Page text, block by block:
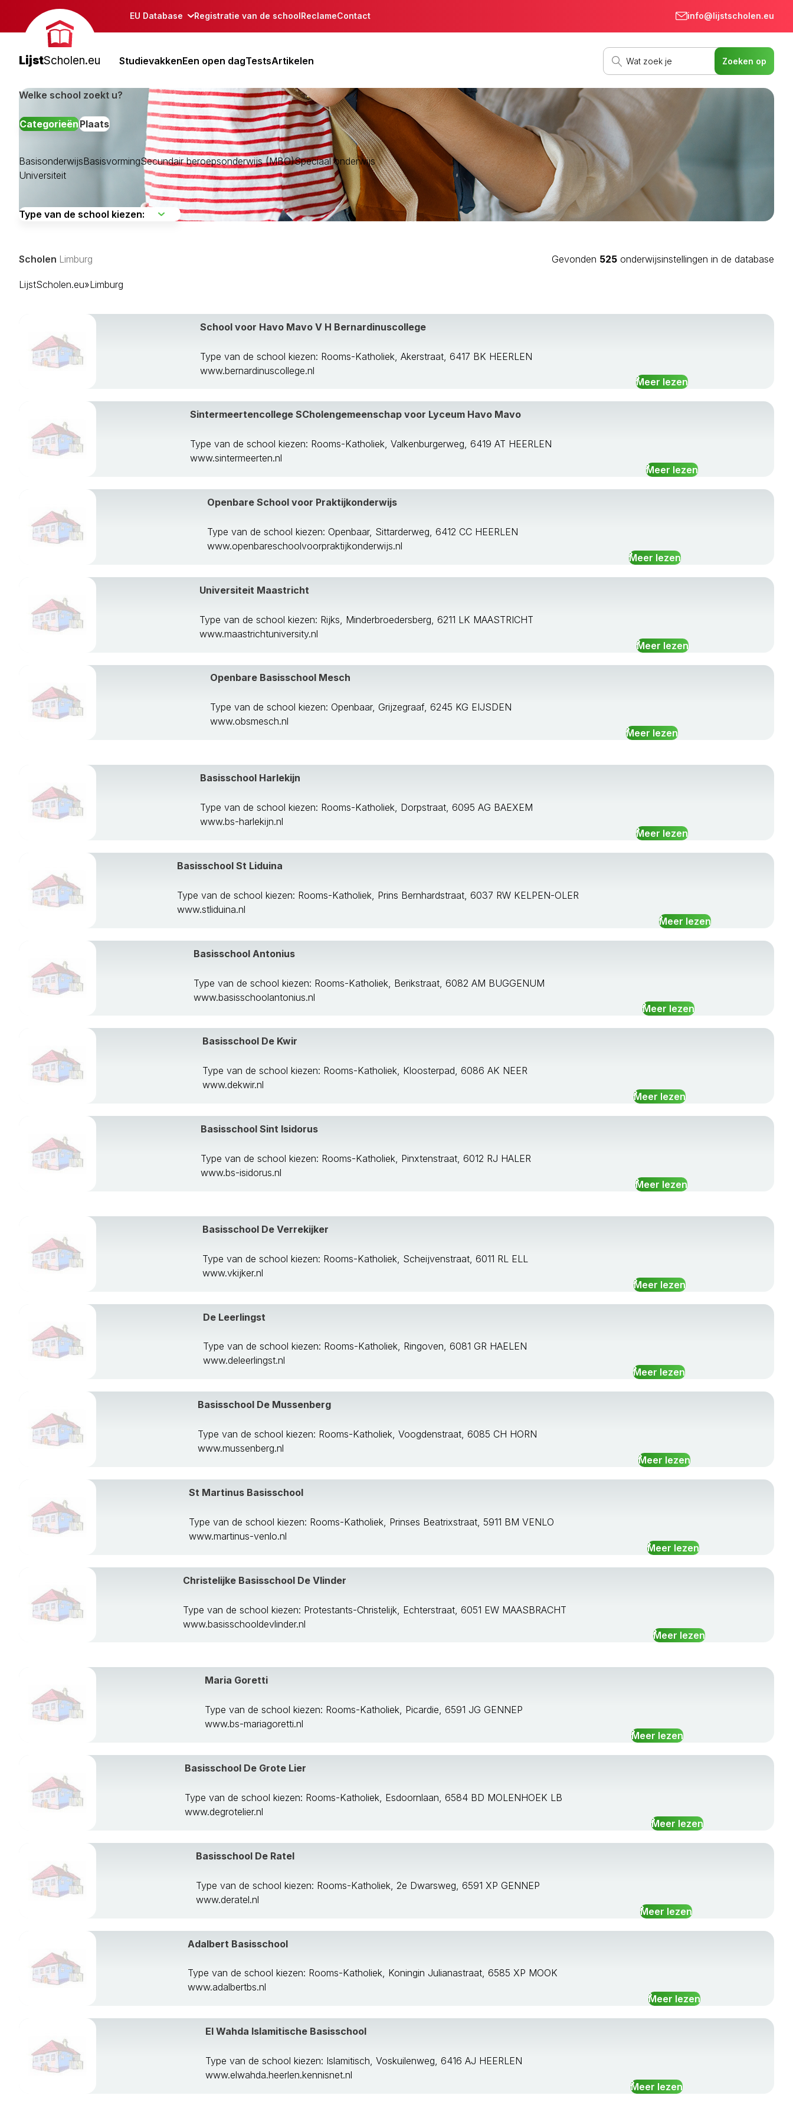
EU Database Registratie van de schoolReclameContact info@lijstscholen.eu
LijstScholen.eu StudievakkenEen open dagTestsArtikelen
Welke school zoekt u?
CategorieënPlaats
BasisonderwijsBasisvormingSecundair beroepsonderwijs (MBO)Speciaal onderwijs
Universiteit
Gennep
Gulpen-Wittem
Horst Aan De Maas
Kerkrade
Maasgouw
Meerssen
Mook En Middelaar
Onderbanken
Peel En Maas
Roerdalen
Roermond
Schinnen
Stein
Valkenburg Aan De Geul
Venlo
Voerendaal
Weert
Scholen Limburg Gevonden 525 onderwijsinstellingen in de database
LijstScholen.eu»Limburg
School voor Havo Mavo V H Bernardinuscollege
Type van de school kiezen: Rooms-Katholiek, Akerstraat, 6417 BK HEERLEN
www.bernardinuscollege.nl
Meer lezen
Sintermeertencollege SCholengemeenschap voor Lyceum Havo Mavo
Type van de school kiezen: Rooms-Katholiek, Valkenburgerweg, 6419 AT HEERLEN
www.sintermeerten.nl
Meer lezen
Openbare School voor Praktijkonderwijs
Type van de school kiezen: Openbaar, Sittarderweg, 6412 CC HEERLEN
www.openbareschoolvoorpraktijkonderwijs.nl
Meer lezen
Universiteit Maastricht
Type van de school kiezen: Rijks, Minderbroedersberg, 6211 LK MAASTRICHT
www.maastrichtuniversity.nl
Meer lezen
Openbare Basisschool Mesch
Type van de school kiezen: Openbaar, Grijzegraaf, 6245 KG EIJSDEN
www.obsmesch.nl
Meer lezen
Basisschool Harlekijn
Type van de school kiezen: Rooms-Katholiek, Dorpstraat, 6095 AG BAEXEM
www.bs-harlekijn.nl
Meer lezen
Basisschool St Liduina
Type van de school kiezen: Rooms-Katholiek, Prins Bernhardstraat, 6037 RW KELPEN-OLER
www.stliduina.nl
Meer lezen
Basisschool Antonius
Type van de school kiezen: Rooms-Katholiek, Berikstraat, 6082 AM BUGGENUM
www.basisschoolantonius.nl
Meer lezen
Basisschool De Kwir
Type van de school kiezen: Rooms-Katholiek, Kloosterpad, 6086 AK NEER
www.dekwir.nl
Meer lezen
Basisschool Sint Isidorus
Type van de school kiezen: Rooms-Katholiek, Pinxtenstraat, 6012 RJ HALER
www.bs-isidorus.nl
Meer lezen
Basisschool De Verrekijker
Type van de school kiezen: Rooms-Katholiek, Scheijvenstraat, 6011 RL ELL
www.vkijker.nl
Meer lezen
De Leerlingst
Type van de school kiezen: Rooms-Katholiek, Ringoven, 6081 GR HAELEN
www.deleerlingst.nl
Meer lezen
Basisschool De Mussenberg
Type van de school kiezen: Rooms-Katholiek, Voogdenstraat, 6085 CH HORN
www.mussenberg.nl
Meer lezen
St Martinus Basisschool
Type van de school kiezen: Rooms-Katholiek, Prinses Beatrixstraat, 5911 BM VENLO
www.martinus-venlo.nl
Meer lezen
Christelijke Basisschool De Vlinder
Type van de school kiezen: Protestants-Christelijk, Echterstraat, 6051 EW MAASBRACHT
www.basisschooldevlinder.nl
Meer lezen
Maria Goretti
Type van de school kiezen: Rooms-Katholiek, Picardie, 6591 JG GENNEP
www.bs-mariagoretti.nl
Meer lezen
Basisschool De Grote Lier
Type van de school kiezen: Rooms-Katholiek, Esdoornlaan, 6584 BD MOLENHOEK LB
www.degrotelier.nl
Meer lezen
Basisschool De Ratel
Type van de school kiezen: Rooms-Katholiek, 2e Dwarsweg, 6591 XP GENNEP
www.deratel.nl
Meer lezen
Adalbert Basisschool
Type van de school kiezen: Rooms-Katholiek, Koningin Julianastraat, 6585 XP MOOK
www.adalbertbs.nl
Meer lezen
El Wahda Islamitische Basisschool
Type van de school kiezen: Islamitisch, Voskuilenweg, 6416 AJ HEERLEN
www.elwahda.heerlen.kennisnet.nl
Meer lezen